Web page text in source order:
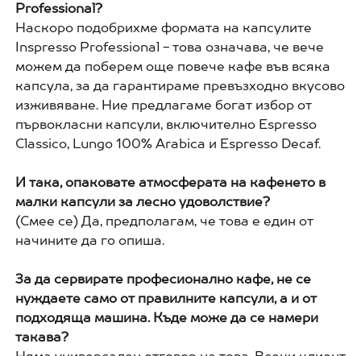
Professional?
Наскоро подобрихме формата на капсулите
Inspresso Professional - това означава, че вече
можем да поберем още повече кафе във всяка
капсула, за да гарантираме превъзходно вкусово
изживяване. Ние предлагаме богат избор от
първокласни капсули, включително Espresso
Classico, Lungo 100% Arabica и Espresso Decaf.
И така, опаковате атмосферата на кафенето в
малки капсули за лесно удоволствие?
(Смее се) Да, предполагам, че това е един от
начините да го опиша.
За да сервирате професионално кафе, не се
нуждаете само от правилните капсули, а и от
подходяща машина. Къде може да се намери
такава?